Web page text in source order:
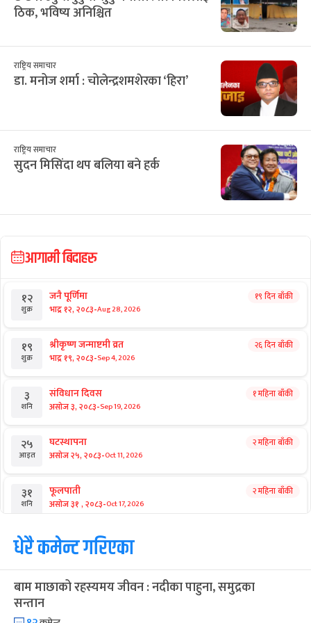
ठिक, भविष्य अनिश्चित
राष्ट्रिय समाचार
डा. मनोज शर्मा : चोलेन्द्रशमशेरका ‘हिरा’
राष्ट्रिय समाचार
सुदन मिसिंदा थप बलिया बने हर्क
आगामी बिदाहरु
१२
शुक्र
जनै पूर्णिमा
भाद्र १२, २०८३-Aug 28, 2026
१९ दिन बाँकी
१९
शुक्र
श्रीकृष्ण जन्माष्टमी व्रत
भाद्र १९, २०८३-Sep 4, 2026
२६ दिन बाँकी
३
शनि
संविधान दिवस
असोज ३, २०८३-Sep 19, 2026
१ महिना बाँकी
२५
आइत
घटस्थापना
असोज २५, २०८३-Oct 11, 2026
२ महिना बाँकी
३१
शनि
फूलपाती
असोज ३१ , २०८३-Oct 17, 2026
२ महिना बाँकी
१
आइत
कार्तिक सङ्क्रान्ति
कार्तिक १, २०८३-Oct 18, 2026
३
मंगल
महानवमी २ महिना बाँकी
धेरै कमेन्ट गरिएका
बाम माछाको रहस्यमय जीवन : नदीका पाहुना, समुद्रका
सन्तान